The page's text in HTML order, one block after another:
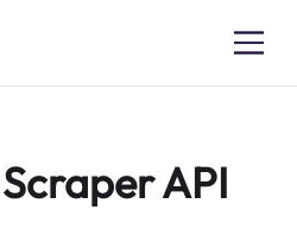
API